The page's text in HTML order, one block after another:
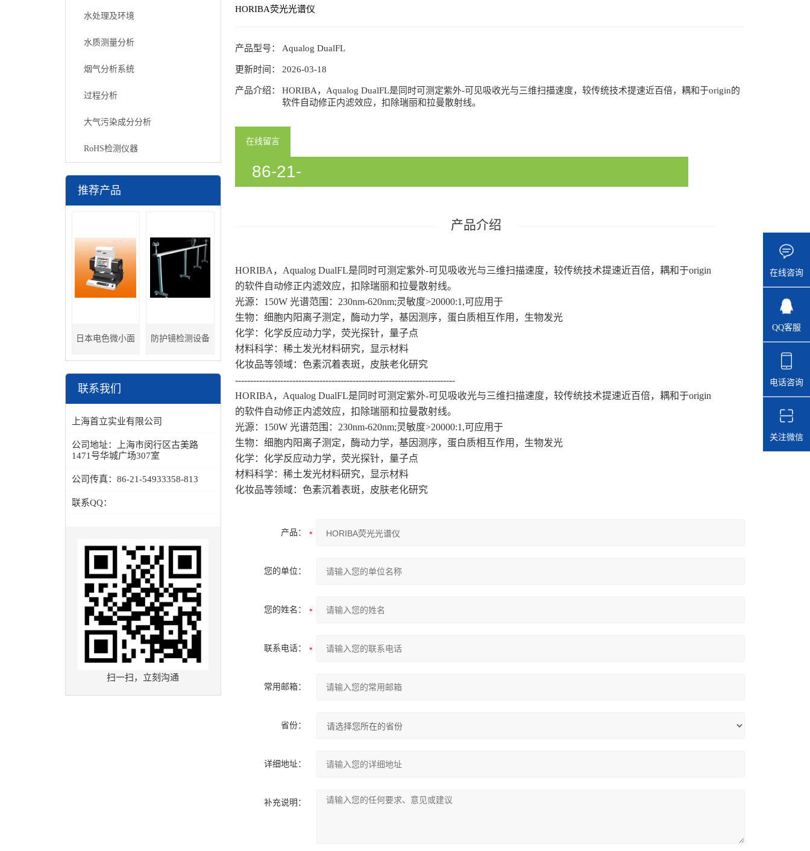
水处理及环境
水质测量分析
烟气分析系统
过程分析
大气污染成分分析
RoHS检测仪器
推荐产品
日本电色微小面 防护镜检测设备
联系我们
上海首立实业有限公司
公司地址：
上海市闵行区古美路
1471号华城广场307室
公司传真： 86-21-54933358-813
联系QQ：
扫一扫，立刻沟通
HORIBA荧光光谱仪
产品型号： Aqualog DualFL
更新时间： 2026-03-18
产品介绍：
HORIBA，Aqualog DualFL是同时可测定紫外-可见吸收光与三维扫描速度，较传统技术提速近百倍，耦和于origin的
软件自动修正内滤效应，扣除瑞丽和拉曼散射线。
在线留言
86-21-
产品介绍
HORIBA，Aqualog DualFL是同时可测定紫外-可见吸收光与三维扫描速度，较传统技术提速近百倍，耦和于origin
的软件自动修正内滤效应，扣除瑞丽和拉曼散射线。
光源：150W 光谱范围：230nm-620nm;灵敏度>20000:1,可应用于
生物：细胞内阳离子测定，酶动力学，基因测序，蛋白质相互作用，生物发光
化学：化学反应动力学，荧光探针，量子点
材料科学：稀土发光材料研究，显示材料
化妆品等领域：色素沉着表斑，皮肤老化研究
-------------------------------------------------------------------------
HORIBA，Aqualog DualFL是同时可测定紫外-可见吸收光与三维扫描速度，较传统技术提速近百倍，耦和于origin
的软件自动修正内滤效应，扣除瑞丽和拉曼散射线。
光源：150W 光谱范围：230nm-620nm;灵敏度>20000:1,可应用于
生物：细胞内阳离子测定，酶动力学，基因测序，蛋白质相互作用，生物发光
化学：化学反应动力学，荧光探针，量子点
材料科学：稀土发光材料研究，显示材料
化妆品等领域：色素沉着表斑，皮肤老化研究
产品：
您的单位：
您的姓名：
联系电话：
常用邮箱：
省份：
详细地址：
补充说明：
在线咨询
QQ客服
电话咨询
关注微信